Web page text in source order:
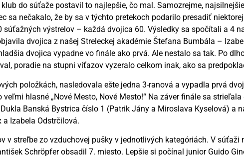
do súťaže postavil to najlepšie, čo mal. Samozrejme,
sa nečakalo, že by sa v týchto pretekoch podarilo presadiť
výstrelov – každá dvojica 60. Výsledky sa spočítali a 4
dvojica z našej Streleckej akadémie Štefana Bumbála –
dvojica vypadne vo finále ako prvá. Ale nestalo sa tak. Po
poradie na stupni víťazov vyzeralo celkom inak, ako sa
položkách, nasledovala ešte jedna 3-ranová a vypadla prvá
hlasné „Nové Mesto, Nové Mesto!“ Na záver finále sa
Banská Bystrica číslo 1 (Patrik Jány a Miroslava Kyselová) a
Izabela Odstrčilová.
streľbe zo vzduchovej pušky v jednotlivých kategóriách. V
Schröpfer obsadil 7. miesto. Lepšie si počínal junior Guido